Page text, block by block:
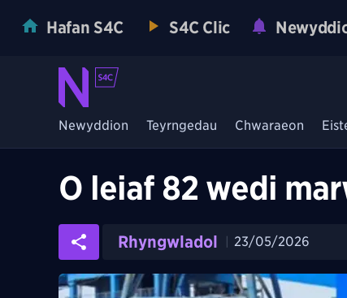
Hafan S4C S4C Clic
Newyddion Teyrngedau Chwaraeon
O leiaf 82 wedi
Rhyngwladol 23/05/2026